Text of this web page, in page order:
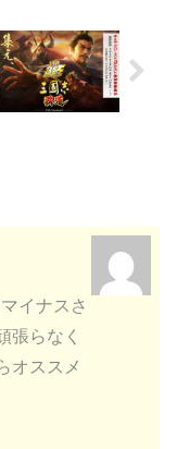
イナスさ
張らなく
オススメ